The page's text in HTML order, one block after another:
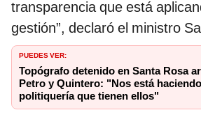
transparencia que está
gestión”, declaró el ministro
PUEDES VER:
Topógrafo detenido en Santa Rosa
Petro y Quintero: "Nos está
politiquería que tienen ellos"